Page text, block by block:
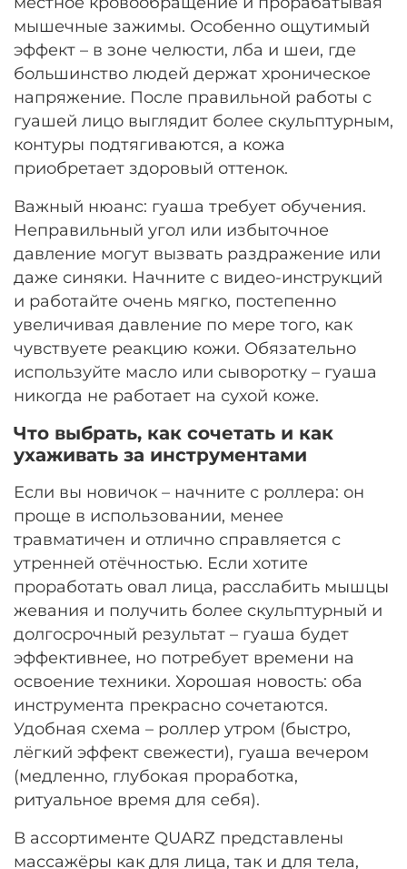
мышечные зажимы. Особенно ощутимый
эффект – в зоне челюсти, лба и шеи, где
большинство людей держат хроническое
напряжение. После правильной работы с
гуашей лицо выглядит более скульптурным,
контуры подтягиваются, а кожа
приобретает здоровый оттенок.
Важный нюанс: гуаша требует обучения.
Неправильный угол или избыточное
давление могут вызвать раздражение или
даже синяки. Начните с видео-инструкций
и работайте очень мягко, постепенно
увеличивая давление по мере того, как
чувствуете реакцию кожи. Обязательно
используйте масло или сыворотку – гуаша
никогда не работает на сухой коже.
Что выбрать, как сочетать и как
ухаживать за инструментами
Если вы новичок – начните с роллера: он
проще в использовании, менее
травматичен и отлично справляется с
утренней отёчностью. Если хотите
проработать овал лица, расслабить мышцы
жевания и получить более скульптурный и
долгосрочный результат – гуаша будет
эффективнее, но потребует времени на
освоение техники. Хорошая новость: оба
инструмента прекрасно сочетаются.
Удобная схема – роллер утром (быстро,
лёгкий эффект свежести), гуаша вечером
(медленно, глубокая проработка,
ритуальное время для себя).
В ассортименте QUARZ представлены
массажёры как для лица, так и для тела,